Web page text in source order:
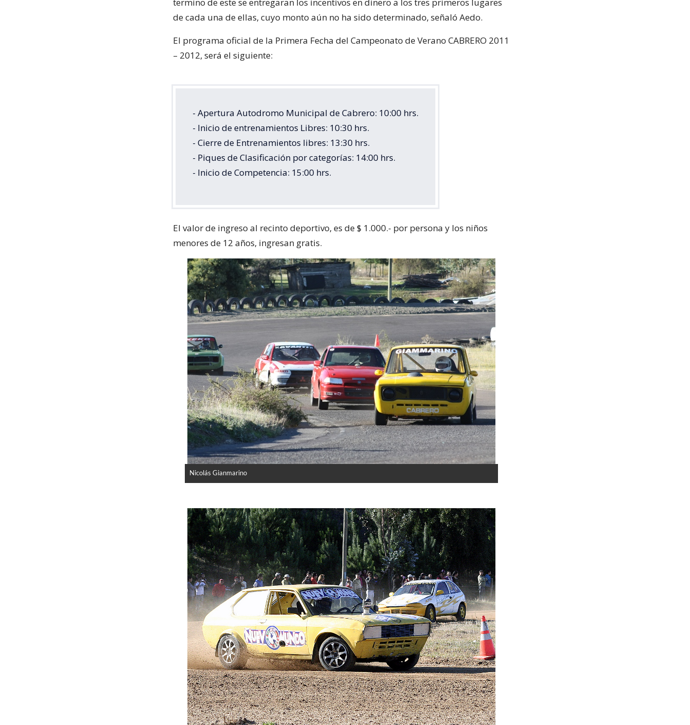
de cada una de ellas, cuyo monto aún no ha sido determinado, señaló Aedo.
El programa oficial de la Primera Fecha del Campeonato de Verano CABRERO 2011
– 2012, será el siguiente:
- Apertura Autodromo Municipal de Cabrero: 10:00 hrs.
- Inicio de entrenamientos Libres: 10:30 hrs.
- Cierre de Entrenamientos libres: 13:30 hrs.
- Piques de Clasificación por categorías: 14:00 hrs.
- Inicio de Competencia: 15:00 hrs.
El valor de ingreso al recinto deportivo, es de $ 1.000.- por persona y los niños
menores de 12 años, ingresan gratis.
Nicolás Gianmarino